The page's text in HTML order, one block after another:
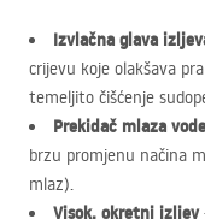
Izvlačna glava
crijevu koje olakšava
temeljito čišćenje
Prekidač mlaza vode
brzu promjenu načina
mlaz).
Visok, okretni izljev